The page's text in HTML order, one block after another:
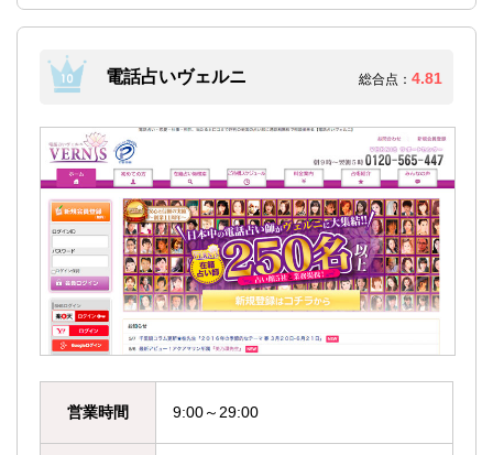
電話占いヴェルニ 総合点： 4.81
営業時間 9:00～29:00